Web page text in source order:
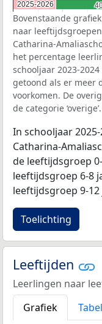
2025-2026
2025-2026
Bovenstaande
naar
Catharina-
het percentage
schooljaar 2023-
getoond als er meer
voorkomen. De
de categorie ‘overige’.
In schooljaar
Catharina-
de leeftijdsgroep
leeftijdsgroep 6-8
leeftijdsgroep 9-12
Toelichting
Leeftijden
Leerlingen naar
Grafiek
Tabel